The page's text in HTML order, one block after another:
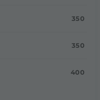
350
350
400